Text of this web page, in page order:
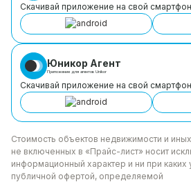
Скачивай приложение на свой смартфон
Юникор Агент
Приложение для агентов Unikor
Скачивай приложение на свой смартфон
Стоимость объектов недвижимости и
не включенных в «Прайс-лист» носит
информационный характер и ни при каких
публичной офертой, определяемой